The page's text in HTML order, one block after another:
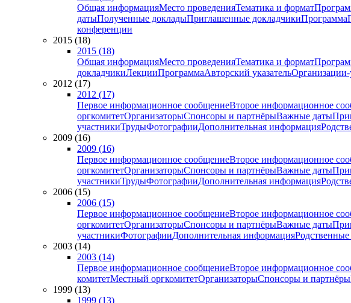
Общая информацияМесто проведенияТематика и формат
датыПолученные докладыПриглашенные докладчикиПрограмма
конференции
2015 (18)
2015 (18)
Общая информацияМесто проведенияТематика и формат
докладчикиЛекцииПрограммаАвторский указательОрганизации-
2012 (17)
2012 (17)
Первое информационное сообщениеВторое информационное
оргкомитетОрганизаторыСпонсоры и партнёрыВажные даты
участникиТрудыФотографииДополнительная информация
2009 (16)
2009 (16)
Первое информационное сообщениеВторое информационное
оргкомитетОрганизаторыСпонсоры и партнёрыВажные даты
участникиТрудыФотографииДополнительная информация
2006 (15)
2006 (15)
Первое информационное сообщениеВторое информационное
оргкомитетОрганизаторыСпонсоры и партнёрыВажные даты
участникиФотографииДополнительная информация
2003 (14)
2003 (14)
Первое информационное сообщениеВторое информационное
комитетМестный оргкомитетОрганизаторыСпонсоры и партнёры
1999 (13)
1999 (13)